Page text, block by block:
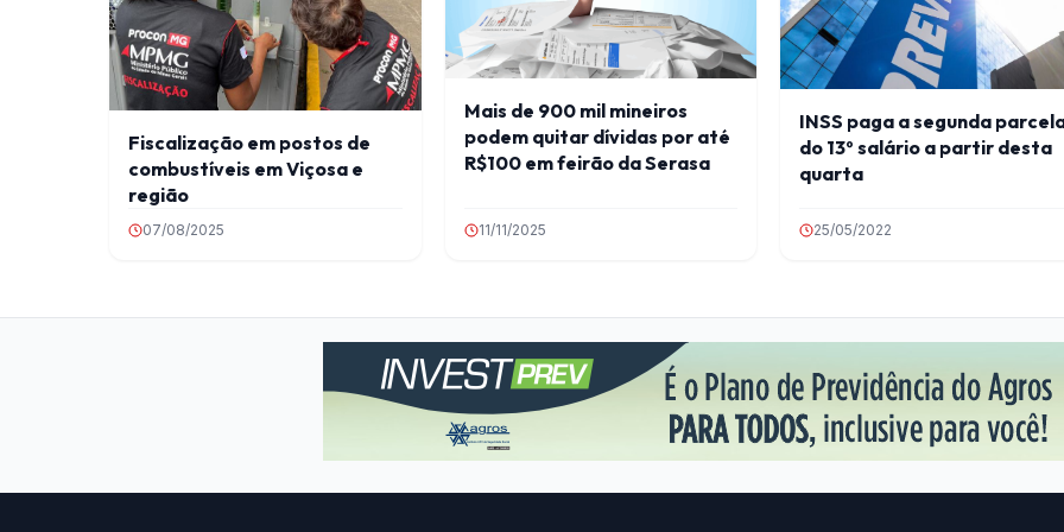
Fiscalização em postos de
combustíveis em Viçosa e
região
07/08/2025
Mais de 900 mil mineiros
podem quitar dívidas por até
R$100 em feirão da Serasa
11/11/2025
INSS paga a segunda
do 13º salário a partir desta
quarta
25/05/2022